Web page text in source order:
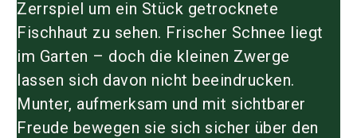
Zerrspiel um ein Stück getrocknete
Fischhaut zu sehen. Frischer Schnee liegt
im Garten – doch die kleinen Zwerge
lassen sich davon nicht beeindrucken.
Munter, aufmerksam und mit sichtbarer
Freude bewegen sie sich sicher über den